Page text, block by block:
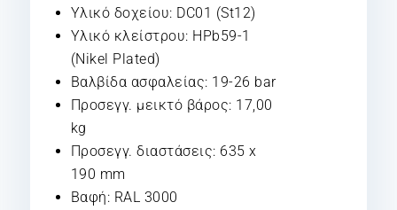
Υλικό δοχείου: DC01 (St12)
Υλικό κλείστρου: HPb59-1
(Nikel Plated)
Βαλβίδα ασφαλείας: 19-26 bar
Προσεγγ. μεικτό βάρος: 17,00
kg
Προσεγγ. διαστάσεις: 635 x
190 mm
Βαφή: RAL 3000